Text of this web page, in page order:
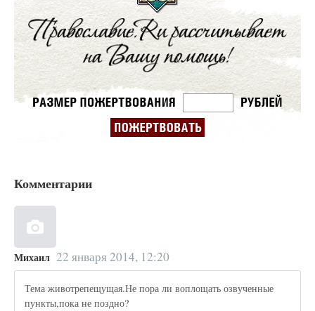
Комментарии
Михаил 22 января 2014, 12:20
Тема животрепещущая.Не пора ли воплощать озвученные
пункты,пока не поздно?